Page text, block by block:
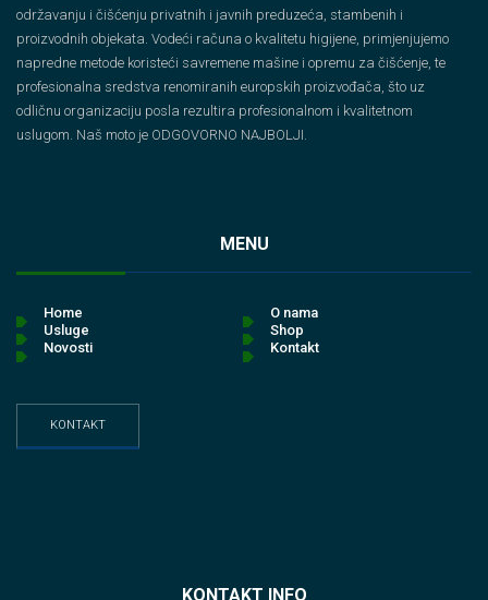
održavanju i čišćenju privatnih i javnih preduzeća, stambenih i
proizvodnih objekata. Vodeći računa o kvalitetu higijene, primjenjujemo
napredne metode koristeći savremene mašine i opremu za čišćenje, te
profesionalna sredstva renomiranih europskih proizvođača, što uz
odličnu organizaciju posla rezultira profesionalnom i kvalitetnom
uslugom. Naš moto je ODGOVORNO NAJBOLJI.
MENU
Home
O nama
Usluge
Shop
Novosti
Kontakt
KONTAKT
KONTAKT INFO